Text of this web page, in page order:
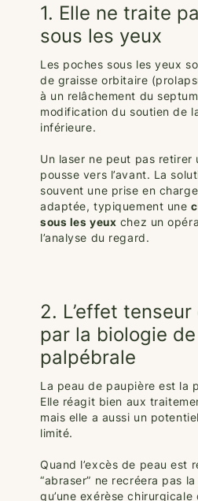
1. Elle ne traite
sous les yeux
Les poches sous les yeux
de graisse orbitaire
à un relâchement du
modification du soutien de
inférieure.
Un laser ne peut pas retirer
pousse vers l’avant. La
souvent une prise en
adaptée, typiquement une
sous les yeux chez un
l’analyse du regard.
2. L’effet
par la biologie
palpébrale
La peau de paupière est la
Elle réagit bien aux
mais elle a aussi un
limité.
Quand l’excès de peau est
“abraser” ne recréera pas
qu’une exérèse chirurgicale